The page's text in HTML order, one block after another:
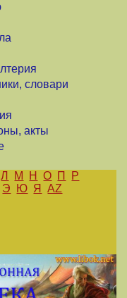
словари
акты
Л М Н О П
Р
Э Ю Я AZ